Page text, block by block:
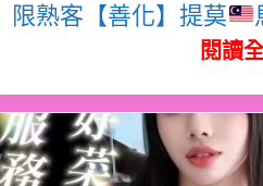
限熟客【善化】提莫
閱讀